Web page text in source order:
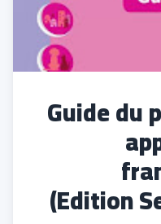
Guide du
(Edition